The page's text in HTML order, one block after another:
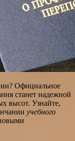
Официальное
станет надежной
высот. Узнайте,
учебного